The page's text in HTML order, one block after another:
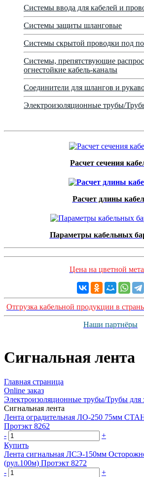
Системы ввода для кабелей и
Системы защиты шланговые
Системы скрытой проводки под
Системы, препятствующие
огнестойкие кабель-каналы
Соединители для шлангов и
Электроизоляционные трубы/
Расчет сечения
Расчет длины
Параметры кабельных
Цена на цветной
Отгрузка кабельной продукции в
Наши партнёры
Сигнальная лента
Главная страница
Оnline заказ
Электроизоляционные трубы/Трубы для
Сигнальная лента
Лента оградительная ЛО-250 75мм
Протэкт 8262
-
+
Купить
Лента сигнальная ЛСЭ-150мм
(рул.100м) Протэкт 8272
-
+